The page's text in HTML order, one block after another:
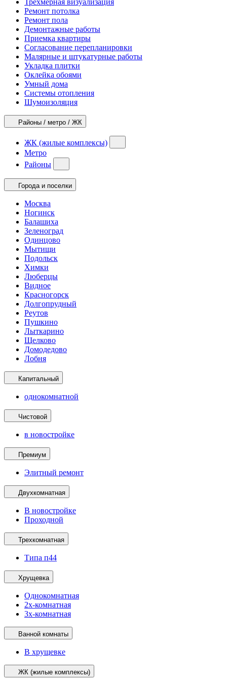
Трехмерная визуализация
Ремонт потолка
Ремонт пола
Демонтажные работы
Приемка квартиры
Согласование перепланировки
Малярные и штукатурные работы
Укладка плитки
Оклейка обоями
Умный дома
Системы отопления
Шумоизоляция
Районы / метро / ЖК
ЖК (жилые комплексы)
Метро
Районы
Города и поселки
Москва
Ногинск
Балашиха
Зеленоград
Одинцово
Мытищи
Подольск
Химки
Люберцы
Видное
Красногорск
Долгопрудный
Реутов
Пушкино
Лыткарино
Щелково
Домодедово
Лобня
Капитальный
однокомнатной
Чистовой
в новостройке
Премиум
Элитный ремонт
Двухкомнатная
В новостройке
Проходной
Трехкомнатная
Типа п44
Хрущевка
Однокомнатная
2х-комнатная
3х-комнатная
Ванной комнаты
В хрущевке
ЖК (жилые комплексы)